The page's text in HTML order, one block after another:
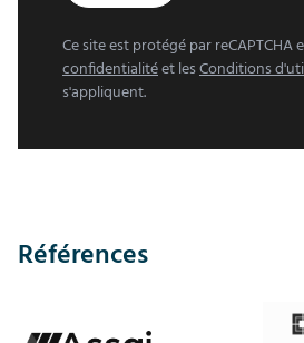
Ce site est protégé par reCAPTCHA
confidentialitéet lesConditions
s'appliquent.
Références